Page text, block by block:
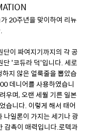
가 20주년을 맞이하여 리뉴
이 짜여지기까지의 각 공
단 '코듀라 덕'입니다. 세로
지 않은 얼룩줄을 뽑았습
데니어를 사용하였습니
우며, 오랜 세월 기른 일본
습니다. 이렇게 해서 태어
나일론이 가지는 세기나 광
감촉이 매력입니다.로텍과